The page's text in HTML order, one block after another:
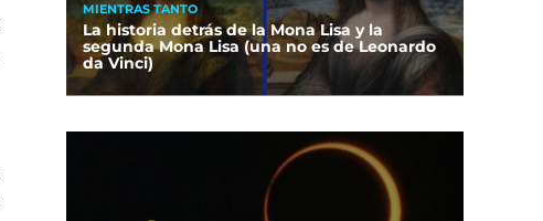
MIENTRAS TANTO
La historia detrás de la Mona Lisa y la
segunda Mona Lisa (una no es de Leonardo
da Vinci)